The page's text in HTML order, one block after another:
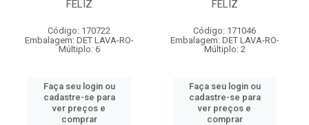
FELIZ
Código: 170722
Embalagem: DET LAVA-RO-
Múltiplo: 6
Faça seu login ou
cadastre-se para
ver preços e
comprar
FELIZ
Código: 171046
Embalagem: DET LAVA-RO-
Múltiplo: 2
Faça seu login ou
cadastre-se para
ver preços e
comprar